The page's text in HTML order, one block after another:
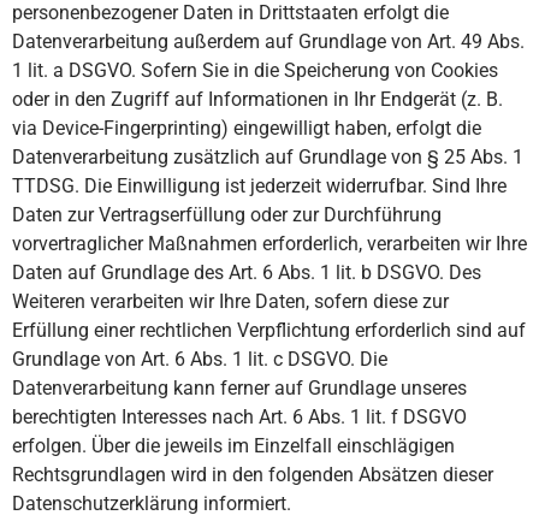
personenbezogener Daten in Drittstaaten erfolgt die
Datenverarbeitung außerdem auf Grundlage von Art. 49 Abs.
1 lit. a DSGVO. Sofern Sie in die Speicherung von Cookies
oder in den Zugriff auf Informationen in Ihr Endgerät (z. B.
via Device-Fingerprinting) eingewilligt haben, erfolgt die
Datenverarbeitung zusätzlich auf Grundlage von § 25 Abs. 1
TTDSG. Die Einwilligung ist jederzeit widerrufbar. Sind Ihre
Daten zur Vertragserfüllung oder zur Durchführung
vorvertraglicher Maßnahmen erforderlich, verarbeiten wir Ihre
Daten auf Grundlage des Art. 6 Abs. 1 lit. b DSGVO. Des
Weiteren verarbeiten wir Ihre Daten, sofern diese zur
Erfüllung einer rechtlichen Verpflichtung erforderlich sind auf
Grundlage von Art. 6 Abs. 1 lit. c DSGVO. Die
Datenverarbeitung kann ferner auf Grundlage unseres
berechtigten Interesses nach Art. 6 Abs. 1 lit. f DSGVO
erfolgen. Über die jeweils im Einzelfall einschlägigen
Rechtsgrundlagen wird in den folgenden Absätzen dieser
Datenschutzerklärung informiert.